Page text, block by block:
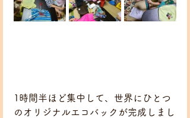
1時間半ほど集中して、世界にひとつ
のオリジナルエコバックが完成しまし